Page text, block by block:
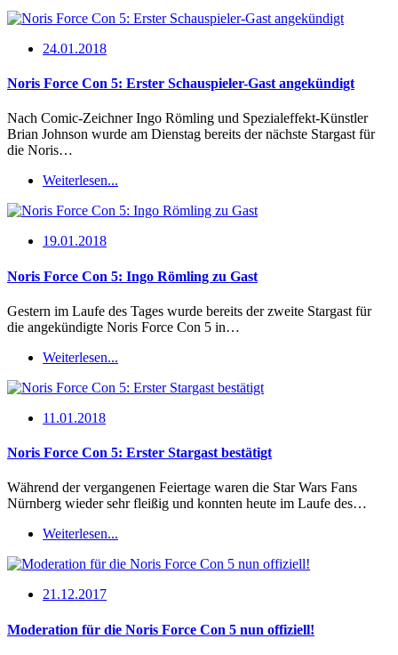
24.01.2018
Noris Force Con 5: Erster Schauspieler-Gast angekündigt
Nach Comic-Zeichner Ingo Römling und Spezialeffekt-Künstler
Brian Johnson wurde am Dienstag bereits der nächste Stargast für
die Noris…
Weiterlesen...
19.01.2018
Noris Force Con 5: Ingo Römling zu Gast
Gestern im Laufe des Tages wurde bereits der zweite Stargast für
die angekündigte Noris Force Con 5 in…
Weiterlesen...
11.01.2018
Noris Force Con 5: Erster Stargast bestätigt
Während der vergangenen Feiertage waren die Star Wars Fans
Nürnberg wieder sehr fleißig und konnten heute im Laufe des…
Weiterlesen...
21.12.2017
Moderation für die Noris Force Con 5 nun offiziell!